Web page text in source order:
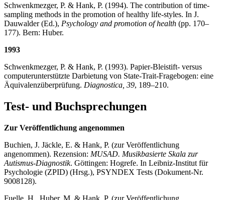
Schwenkmezger, P. & Hank, P. (1994). The contribution of time-
sampling methods in the promotion of healthy life-styles. In J.
Dauwalder (Ed.), Psychology and promotion of health (pp. 170–
177). Bern: Huber.
1993
Schwenkmezger, P. & Hank, P. (1993). Papier-Bleistift- versus
computerunterstützte Dar­bietung von State-Trait-Fragebogen: eine
Äquivalenzüberprüfung. Diagnostica, 39, 189–210.
Test- und Buchsprechungen
Zur Veröffentlichung angenommen
Buchien, J. Jäckle, E. & Hank, P. (zur Veröffentlichung
angenommen). Rezension: MUSAD. Musikbasierte Skala zur
Autismus-Diagnostik. Göttingen: Hogrefe. In Leibniz-Institut für
Psychologie (ZPID) (Hrsg.), PSYNDEX Tests (Dokument-Nr.
9008128).
Fuelle, H., Huber, M. & Hank, P. (zur Veröffentlichung